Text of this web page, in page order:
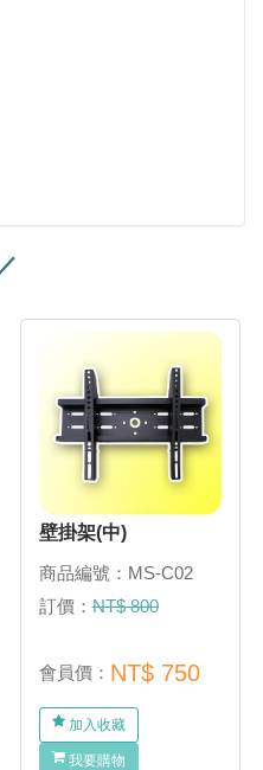
壁掛架(中)
商品編號：MS-C02
訂價：NT$ 800
會員價： NT$ 750
加入收藏
我要購物